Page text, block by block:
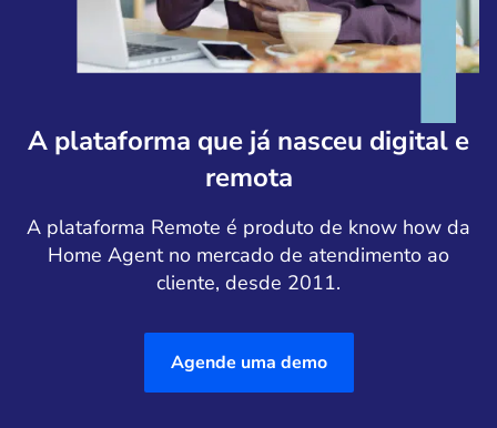
A plataforma que já nasceu digital e
remota
A plataforma Remote é produto de know how da
Home Agent no mercado de atendimento ao
cliente, desde 2011.
Agende uma demo